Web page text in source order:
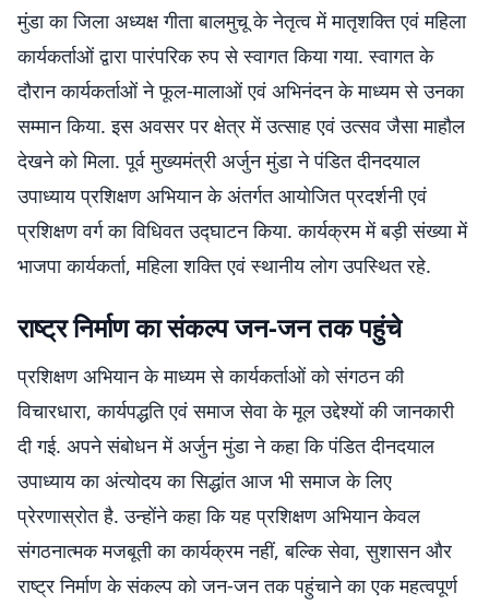
मुंडा का जिला अध्यक्ष गीता बालमुचू के नेतृत्व में मातृशक्ति एवं महिला
कार्यकर्ताओं द्वारा पारंपरिक रुप से स्वागत किया गया. स्वागत के
दौरान कार्यकर्ताओं ने फूल-मालाओं एवं अभिनंदन के माध्यम से उनका
सम्मान किया. इस अवसर पर क्षेत्र में उत्साह एवं उत्सव जैसा माहौल
देखने को मिला. पूर्व मुख्यमंत्री अर्जुन मुंडा ने पंडित दीनदयाल
उपाध्याय प्रशिक्षण अभियान के अंतर्गत आयोजित प्रदर्शनी एवं
प्रशिक्षण वर्ग का विधिवत उद्घाटन किया. कार्यक्रम में बड़ी संख्या में
भाजपा कार्यकर्ता, महिला शक्ति एवं स्थानीय लोग उपस्थित रहे.
राष्ट्र निर्माण का संकल्प जन-जन तक पहुंचे
प्रशिक्षण अभियान के माध्यम से कार्यकर्ताओं को संगठन की
विचारधारा, कार्यपद्धति एवं समाज सेवा के मूल उद्देश्यों की जानकारी
दी गई. अपने संबोधन में अर्जुन मुंडा ने कहा कि पंडित दीनदयाल
उपाध्याय का अंत्योदय का सिद्धांत आज भी समाज के लिए
प्रेरणास्रोत है. उन्होंने कहा कि यह प्रशिक्षण अभियान केवल
संगठनात्मक मजबूती का कार्यक्रम नहीं, बल्कि सेवा, सुशासन और
राष्ट्र निर्माण के संकल्प को जन-जन तक पहुंचाने का एक महत्वपूर्ण